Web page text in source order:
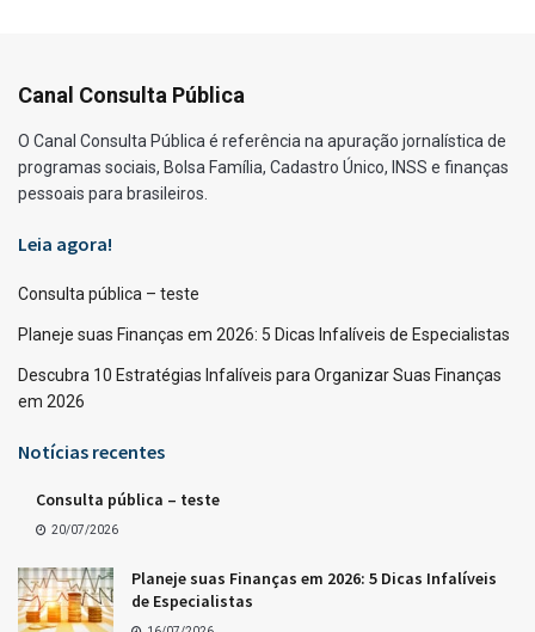
Canal Consulta Pública
O Canal Consulta Pública é referência na apuração jornalística de
programas sociais, Bolsa Família, Cadastro Único, INSS e finanças
pessoais para brasileiros.
Leia agora!
Consulta pública – teste
Planeje suas Finanças em 2026: 5 Dicas Infalíveis de Especialistas
Descubra 10 Estratégias Infalíveis para Organizar Suas Finanças
em 2026
Notícias recentes
Consulta pública – teste
20/07/2026
Planeje suas Finanças em 2026: 5 Dicas Infalíveis
de Especialistas